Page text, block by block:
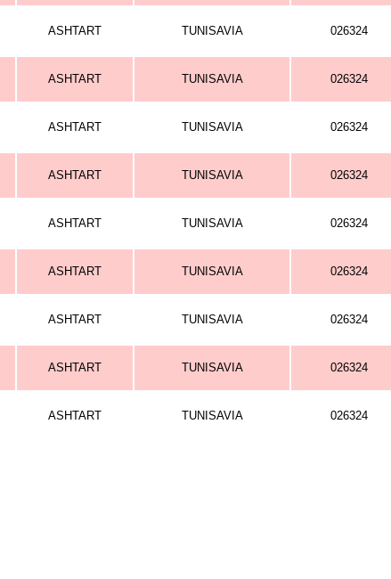
ASHTART TUNISAVIA 026324
ASHTART TUNISAVIA 026324
ASHTART TUNISAVIA 026324
ASHTART TUNISAVIA 026324
ASHTART TUNISAVIA 026324
ASHTART TUNISAVIA 026324
ASHTART TUNISAVIA 026324
ASHTART TUNISAVIA 026324
ASHTART TUNISAVIA 026324